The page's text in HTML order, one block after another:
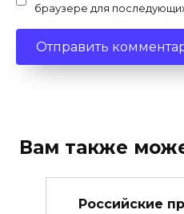
браузере для
Вам также
Российские